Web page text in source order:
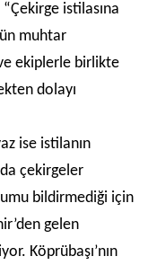
istilasına
muhtar
ekiplerle birlikte
dolayı
ise istilanın
çekirgeler
bildirmediği için
gelen
Köprübaşı’nın